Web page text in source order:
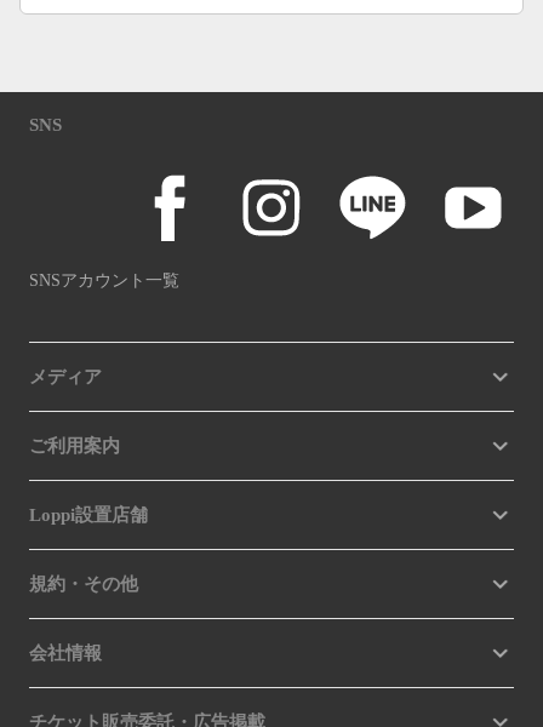
SNS
SNSアカウント一覧
メディア
ご利用案内
Loppi設置店舗
規約・その他
会社情報
チケット販売委託・広告掲載